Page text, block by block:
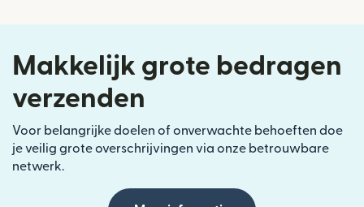
Makkelijk grote bedragen
verzenden
Voor belangrijke doelen of onverwachte behoeften doe
je veilig grote overschrijvingen via onze betrouwbare
netwerk.